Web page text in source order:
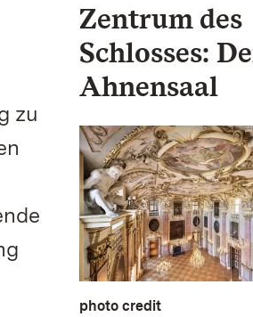
zu
Zentrum des
Schlosses:
Ahnensaal
photo credit